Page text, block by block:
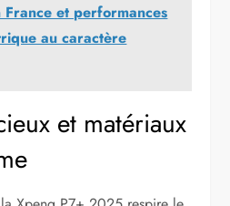
et performances
au caractère
et matériaux